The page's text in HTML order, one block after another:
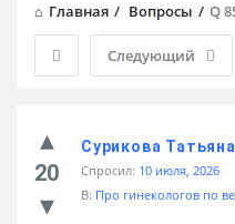
Главная / Вопросы / Q
Следующий
20
Сурикова Татьяна
Спросил: 10 июля, 2026
В: Про гинекологов по